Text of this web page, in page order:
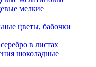
мелкие
цветы, бабочки
в листах
шоколадные